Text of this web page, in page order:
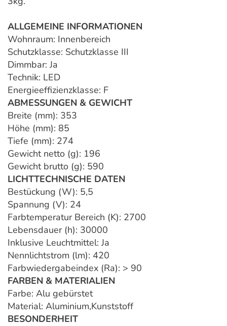
ALLGEMEINE INFORMATIONEN
Wohnraum: Innenbereich
Schutzklasse: Schutzklasse III
Dimmbar: Ja
Technik: LED
Energieeffizienzklasse: F
ABMESSUNGEN & GEWICHT
Breite (mm): 353
Höhe (mm): 85
Tiefe (mm): 274
Gewicht netto (g): 196
Gewicht brutto (g): 590
LICHTTECHNISCHE DATEN
Bestückung (W): 5,5
Spannung (V): 24
Farbtemperatur Bereich (K): 2700
Lebensdauer (h): 30000
Inklusive Leuchtmittel: Ja
Nennlichtstrom (lm): 420
Farbwiedergabeindex (Ra): > 90
FARBEN & MATERIALIEN
Farbe: Alu gebürstet
Material: Aluminium,Kunststoff
BESONDERHEIT